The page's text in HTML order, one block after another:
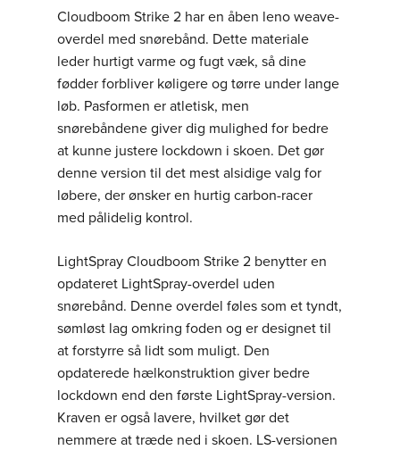
Cloudboom Strike 2 har en åben leno weave-
overdel med snørebånd. Dette materiale
leder hurtigt varme og fugt væk, så dine
fødder forbliver køligere og tørre under lange
løb. Pasformen er atletisk, men
snørebåndene giver dig mulighed for bedre
at kunne justere lockdown i skoen. Det gør
denne version til det mest alsidige valg for
løbere, der ønsker en hurtig carbon-racer
med pålidelig kontrol.
LightSpray Cloudboom Strike 2 benytter en
opdateret LightSpray-overdel uden
snørebånd. Denne overdel føles som et tyndt,
sømløst lag omkring foden og er designet til
at forstyrre så lidt som muligt. Den
opdaterede hælkonstruktion giver bedre
lockdown end den første LightSpray-version.
Kraven er også lavere, hvilket gør det
nemmere at træde ned i skoen. LS-versionen